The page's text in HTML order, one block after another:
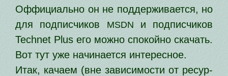
Оффициально он не под­дер­жи­ва­ет­ся, но
для под­пис­чи­ков
MSDN и под­пис­чи­ков
Technet Plus его мож­но спо­кой­но ска­чать.
Вот тут уже начи­на­ет­ся интересное.
Итак, кача­ем (вне зави­си­мо­сти от ресур­